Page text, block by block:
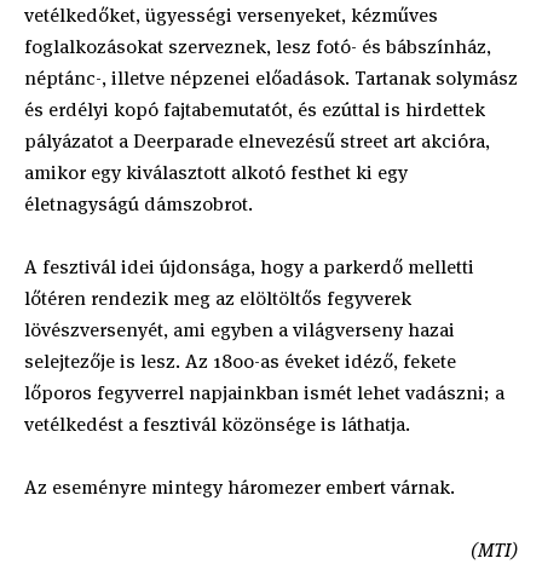
vetélkedőket, ügyességi versenyeket, kézműves
foglalkozásokat szerveznek, lesz fotó- és bábszínház,
néptánc-, illetve népzenei előadások. Tartanak solymász
és erdélyi kopó fajtabemutatót, és ezúttal is hirdettek
pályázatot a Deerparade elnevezésű street art akcióra,
amikor egy kiválasztott alkotó festhet ki egy
életnagyságú dámszobrot.
A fesztivál idei újdonsága, hogy a parkerdő melletti
lőtéren rendezik meg az elöltöltős fegyverek
lövészversenyét, ami egyben a világverseny hazai
selejtezője is lesz. Az 1800-as éveket idéző, fekete
lőporos fegyverrel napjainkban ismét lehet vadászni; a
vetélkedést a fesztivál közönsége is láthatja.
Az eseményre mintegy háromezer embert várnak.
(MTI)